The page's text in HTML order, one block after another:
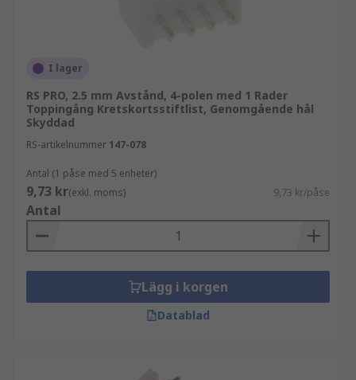
I lager
RS PRO, 2.5 mm Avstånd, 4-polen med 1 Rader
Toppingång Kretskortsstiftlist, Genomgående hål
Skyddad
RS-artikelnummer 147-078
Antal (1 påse med 5 enheter)
9,73 kr(exkl. moms) 9,73 kr/påse
Antal
Lägg i korgen
Datablad